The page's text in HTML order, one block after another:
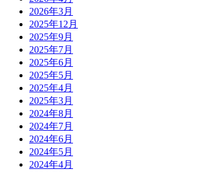
2026年3月
2025年12月
2025年9月
2025年7月
2025年6月
2025年5月
2025年4月
2025年3月
2024年8月
2024年7月
2024年6月
2024年5月
2024年4月